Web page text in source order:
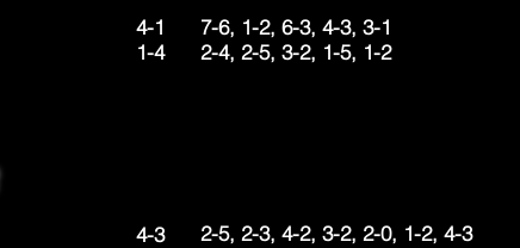
4-1
1-4
7-6, 1-2, 6-3, 4-3, 3-1
2-4, 2-5, 3-2, 1-5, 1-2
4-3 2-5, 2-3, 4-2, 3-2, 2-0, 1-2, 4-3